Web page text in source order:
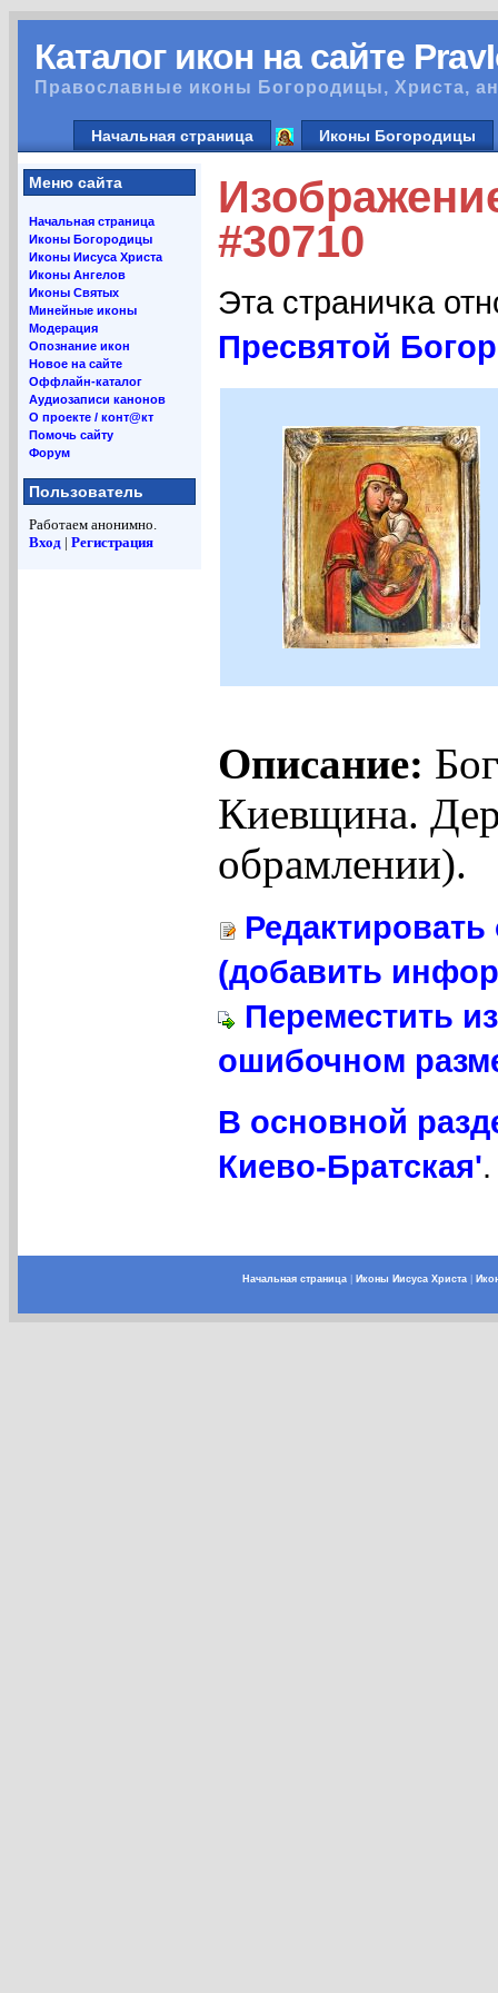
Каталог икон на сайте
Православные иконы Богородицы, Христа,
Начальная страница Иконы Богородицы
Меню сайта
Начальная страница
Иконы Богородицы
Иконы Иисуса Христа
Иконы Ангелов
Иконы Святых
Минейные иконы
Модерация
Опознание икон
Новое на сайте
Оффлайн-каталог
Аудиозаписи канонов
О проекте / конт@кт
Помочь сайту
Форум
Пользователь
Работаем анонимно.
Вход | Регистрация
#30710
Эта страничка
Пресвятой
Описание:
Киевщина.
обрамлении).
(добавить
Переместить
ошибочном
В основной
Киево-Братская'.
Начальная страница| Иконы Иисуса Христа|